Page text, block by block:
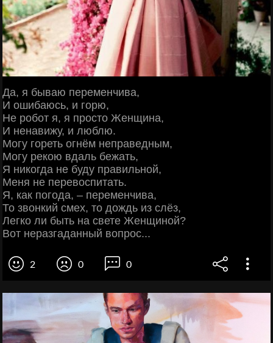
Да, я бываю переменчива,
И ошибаюсь, и горю,
Не робот я, я просто Женщина,
И ненавижу, и люблю.
Могу гореть огнём неправедным,
Могу рекою вдаль бежать,
Я никогда не буду правильной,
Меня не перевоспитать.
Я, как погода, – переменчива,
То звонкий смех, то дождь из слёз,
Легко ли быть на свете Женщиной?
Вот неразгаданный вопрос...
2 0 0